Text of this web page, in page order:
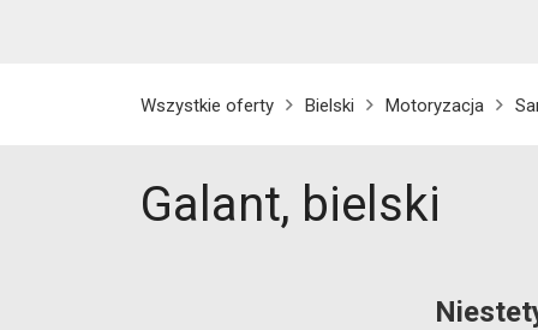
Wszystkie oferty Bielski Motoryzacja
Galant, bielski